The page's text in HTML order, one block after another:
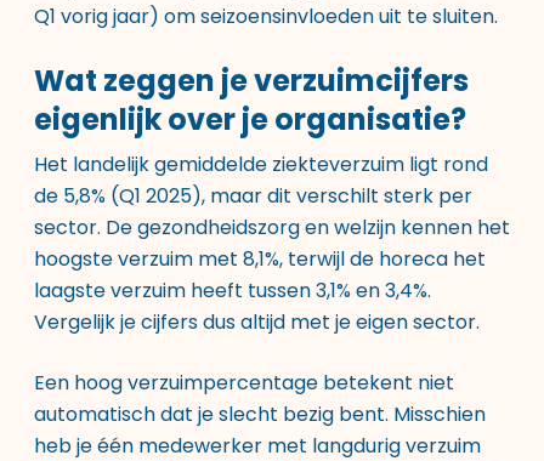
Q1 vorig jaar) om seizoensinvloeden uit te sluiten.
Wat zeggen je verzuimcijfers
eigenlijk over je organisatie?
Het landelijk gemiddelde ziekteverzuim ligt rond
de 5,8% (Q1 2025), maar dit verschilt sterk per
sector. De gezondheidszorg en welzijn kennen het
hoogste verzuim met 8,1%, terwijl de horeca het
laagste verzuim heeft tussen 3,1% en 3,4%.
Vergelijk je cijfers dus altijd met je eigen sector.
Een hoog verzuimpercentage betekent niet
automatisch dat je slecht bezig bent. Misschien
heb je één medewerker met langdurig verzuim